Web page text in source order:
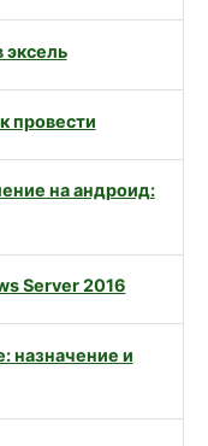
эксель
провести
на андроид:
Server 2016
назначение и